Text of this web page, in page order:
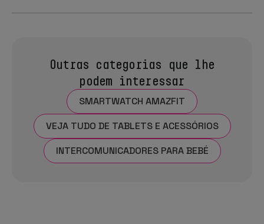
Outras categorias que lhe
podem interessar
SMARTWATCH AMAZFIT
VEJA TUDO DE TABLETS E ACESSÓRIOS
INTERCOMUNICADORES PARA BEBÉ